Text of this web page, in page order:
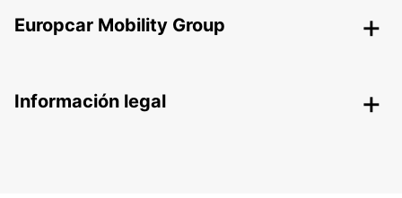
Europcar Mobility Group
Información legal